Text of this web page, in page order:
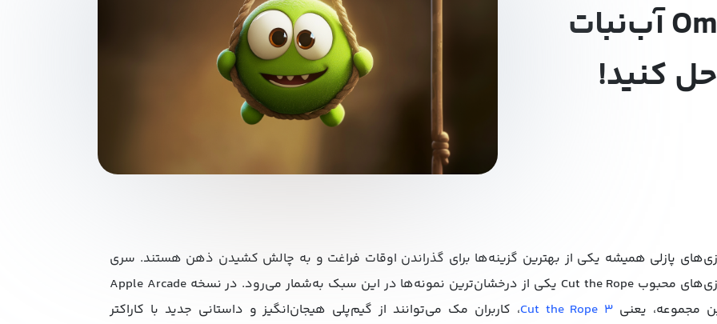
همراه با Om Nom آب‌نبات
کنید!
پازلی همیشه یکی از بهترین گزینه‌ها برای گذراندن اوقات فراغت و به چالش کشیدن ذهن هستند. سری
بازی‌های محبوب Cut the Rope یکی از درخشان‌ترین نمونه‌ها در این سبک به‌شمار می‌رود. در نسخه Apple Arcade
مجموعه، یعنی Cut the Rope 3، کاربران مک می‌توانند از گیم‌پلی هیجان‌انگیز و داستانی جدید با کاراکتر